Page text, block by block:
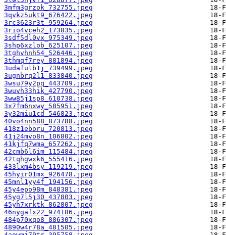
3mfm3grzok_732755.jpeg
3qvkz5ukt9_676422.jpeg
3rc3623r3t_959264.jpeg
3rio4vceh2_173835.jpeg
3sdf5dl0vx_975349.jpeg
3shp6xzlob_625107.jpeg
3tghvhnh54_526446.jpeg
3thmqf7rey_881894.jpeg
3udafulb1j_739499.jpeg
3ugnbrq2l1_833840.jpeg
3wsu79y2pq_443709.jpeg
3wuvh33hik_427790.jpeg
3ww85j1sp8_610738.jpeg
3x7fm6nxwy_585951.jpeg
3y32miu1cd_546823.jpeg
40vo4nn588_873788.jpeg
418z1eboru_720813.jpeg
41j24mvo8n_106802.jpeg
41kjfq7wma_657262.jpeg
42cmb6l6im_115484.jpeg
42tqhgwxk6_555416.jpeg
433lxm4bsy_119219.jpeg
45hyir01mx_926478.jpeg
45mnl1yy4f_194156.jpeg
45y4epo98m_848381.jpeg
45yg7l5j30_437803.jpeg
45yh7xrktk_862807.jpeg
46nygafx22_974186.jpeg
484p70xqo8_886307.jpeg
4890w4r78a_481505.jpeg